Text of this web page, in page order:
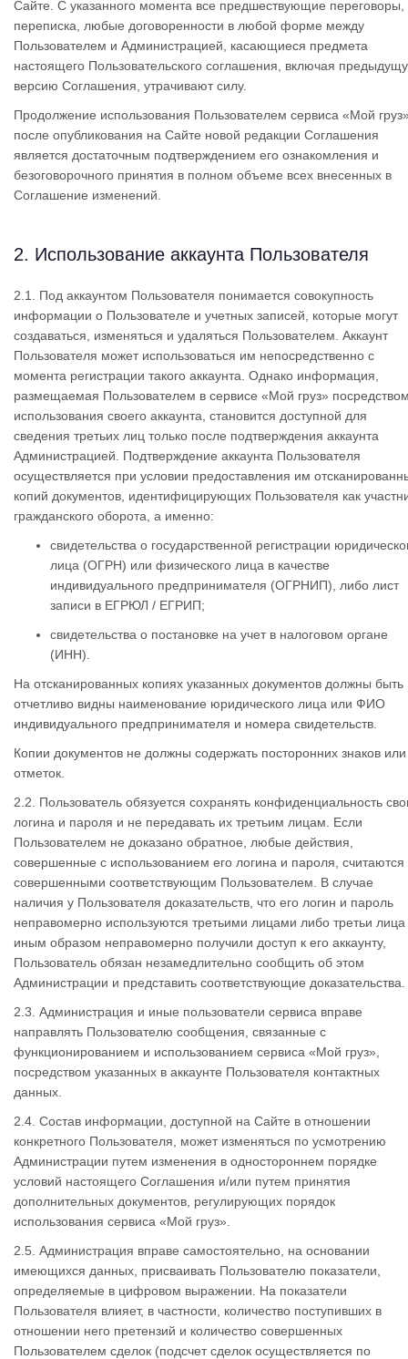
Сайте. С указанного момента все предшествующие переговоры,
переписка, любые договоренности в любой форме между
Пользователем и Администрацией, касающиеся предмета
настоящего Пользовательского соглашения, включая
версию Соглашения, утрачивают силу.
Продолжение использования Пользователем сервиса «Мой
после опубликования на Сайте новой редакции Соглашения
является достаточным подтверждением его ознакомления и
безоговорочного принятия в полном объеме всех внесенных в
Соглашение изменений.
2. Использование аккаунта Пользователя
2.1. Под аккаунтом Пользователя понимается совокупность
информации о Пользователе и учетных записей, которые могут
создаваться, изменяться и удаляться Пользователем. Аккаунт
Пользователя может использоваться им непосредственно с
момента регистрации такого аккаунта. Однако информация,
размещаемая Пользователем в сервисе «Мой груз»
использования своего аккаунта, становится доступной для
сведения третьих лиц только после подтверждения аккаунта
Администрацией. Подтверждение аккаунта Пользователя
осуществляется при условии предоставления им
копий документов, идентифицирующих Пользователя как
гражданского оборота, а именно:
свидетельства о государственной регистрации
лица (ОГРН) или физического лица в качестве
индивидуального предпринимателя (ОГРНИП), либо лист
записи в ЕГРЮЛ / ЕГРИП;
свидетельства о постановке на учет в налоговом органе
(ИНН).
На отсканированных копиях указанных документов должны быть
отчетливо видны наименование юридического лица или ФИО
индивидуального предпринимателя и номера свидетельств.
Копии документов не должны содержать посторонних знаков или
отметок.
2.2. Пользователь обязуется сохранять конфиденциальность
логина и пароля и не передавать их третьим лицам. Если
Пользователем не доказано обратное, любые действия,
совершенные с использованием его логина и пароля, считаются
совершенными соответствующим Пользователем. В случае
наличия у Пользователя доказательств, что его логин и пароль
неправомерно используются третьими лицами либо третьи лица
иным образом неправомерно получили доступ к его аккаунту,
Пользователь обязан незамедлительно сообщить об этом
Администрации и представить соответствующие доказательства.
2.3. Администрация и иные пользователи сервиса вправе
направлять Пользователю сообщения, связанные с
функционированием и использованием сервиса «Мой груз»,
посредством указанных в аккаунте Пользователя контактных
данных.
2.4. Состав информации, доступной на Сайте в отношении
конкретного Пользователя, может изменяться по усмотрению
Администрации путем изменения в одностороннем порядке
условий настоящего Соглашения и/или путем принятия
дополнительных документов, регулирующих порядок
использования сервиса «Мой груз».
2.5. Администрация вправе самостоятельно, на основании
имеющихся данных, присваивать Пользователю показатели,
определяемые в цифровом выражении. На показатели
Пользователя влияет, в частности, количество поступивших в
отношении него претензий и количество совершенных
Пользователем сделок (подсчет сделок осуществляется по